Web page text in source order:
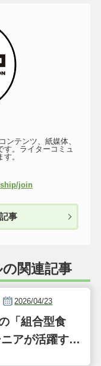
ンテンツ、紙媒体、
。ライターコミュ
。
join
事
関連記事
2026/04/23
「組合型食
アが活躍する